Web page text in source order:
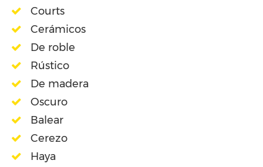
Courts
Cerámicos
De roble
Rústico
De madera
Oscuro
Balear
Cerezo
Haya